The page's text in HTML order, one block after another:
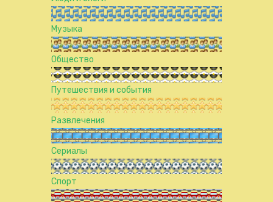
Музыка
Общество
Путешествия и события
Развлечения
Сериалы
Спорт